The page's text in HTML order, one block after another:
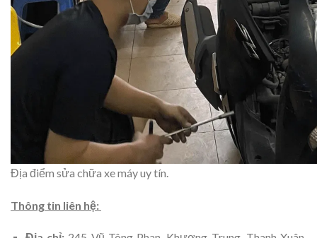
Địa điểm sửa chữa xe máy uy tín.
Thông tin liên hệ: